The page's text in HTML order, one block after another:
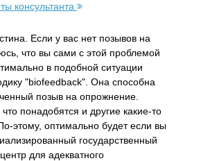
консультанта
Если у вас нет позывов на
что вы сами с этой проблемой
в подобной ситуации
"biofeedback". Она способна
позыв на опрожнение.
понадобятся и другие какие-то
этому, оптимально будет если вы
государственный
для адекватного